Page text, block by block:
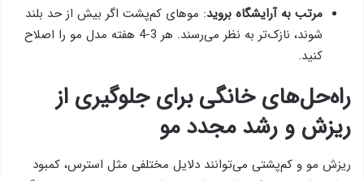
مرتب به آرایشگاه بروید: موهای کم‌پشت اگر بیش از حد بلند
شوند، نازک‌تر به نظر می‌رسند. هر 3-4 هفته مدل مو را اصلاح
کنید.
راه‌حل‌های خانگی برای جلوگیری از
ریزش و رشد مجدد مو
ریزش مو و کم‌پشتی می‌توانند دلایل مختلفی مثل استرس، کمبود